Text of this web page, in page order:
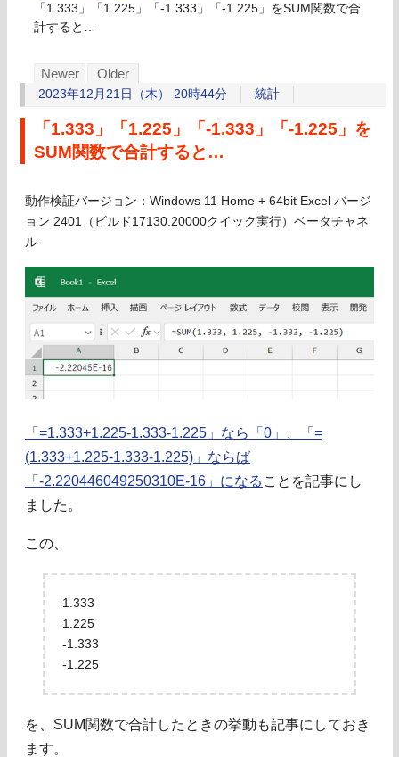
「1.333」「1.225」「-1.333」「-1.225」をSUM関数で合
計すると…
Newer Older
2023年12月21日（木） 20時44分 統計
「1.333」「1.225」「-1.333」「-1.225」を
SUM関数で合計すると…
動作検証バージョン：Windows 11 Home + 64bit Excel バージ
ョン 2401（ビルド17130.20000クイック実行）ベータチャネ
ル
「=1.333+1.225-1.333-1.225」なら「0」、「=
(1.333+1.225-1.333-1.225)」ならば
「-2.220446049250310E-16」になる ことを記事にし
ました。
この、
1.333
1.225
-1.333
-1.225
を、SUM関数で合計したときの挙動も記事にしておき
ます。